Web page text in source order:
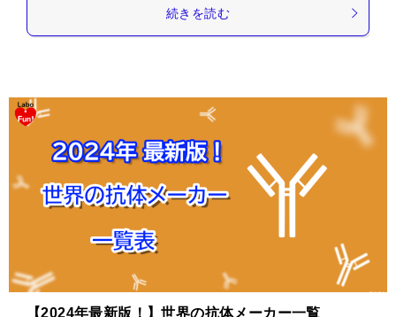
続きを読む
【2024年最新版！】世界の抗体メーカー一覧